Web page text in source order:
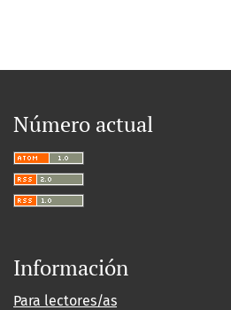
Número actual
Información
Para lectores/as